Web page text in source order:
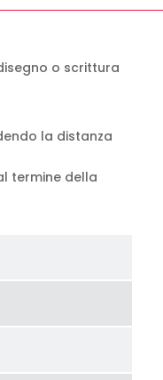
o scrittura
la distanza
termine della